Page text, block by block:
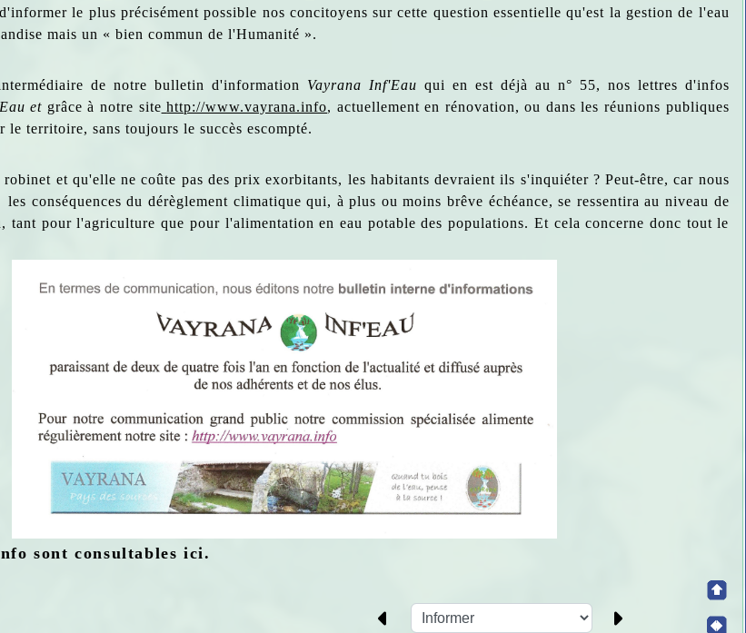
le plus précisément possible nos concitoyens sur cette question essentielle qu'est la gestion de l'eau
mais un « bien commun de l'Humanité ».
de notre bulletin d'information Vayrana Inf'Eau qui en est déjà au n° 55, nos lettres d'infos
et grâce à notre site http://www.vayrana.info, actuellement en rénovation, ou dans les réunions publiques
le territoire, sans toujours le succès escompté.
et qu'elle ne coûte pas des prix exorbitants, les habitants devraient ils s'inquiéter ? Peut-être, car nous
conséquences du dérèglement climatique qui, à plus ou moins brêve échéance, se ressentira au niveau de
tant pour l'agriculture que pour l'alimentation en eau potable des populations. Et cela concerne donc tout le
sont consultables ici.